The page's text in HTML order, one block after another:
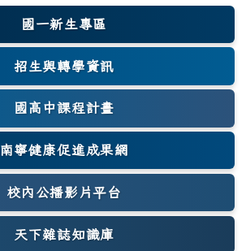
國一新生專區
(另開新視窗)
招生與轉學資訊
國高中課程計畫
南寧健康促進成果網
(另開新視窗)
校內公播影片平台
天下雜誌知識庫
(另開新視窗)